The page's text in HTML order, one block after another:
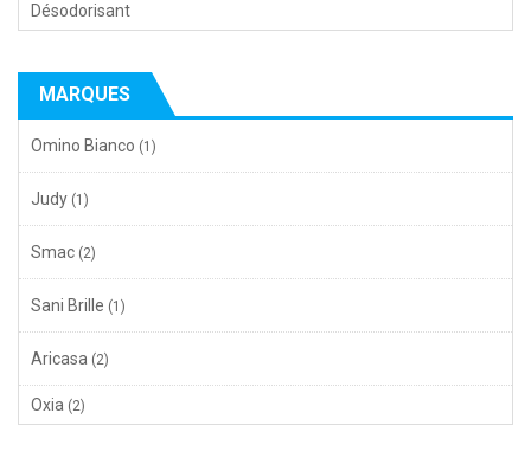
Désodorisant
MARQUES
Omino Bianco (1)
Judy (1)
Smac (2)
Sani Brille (1)
Aricasa (2)
Oxia (2)